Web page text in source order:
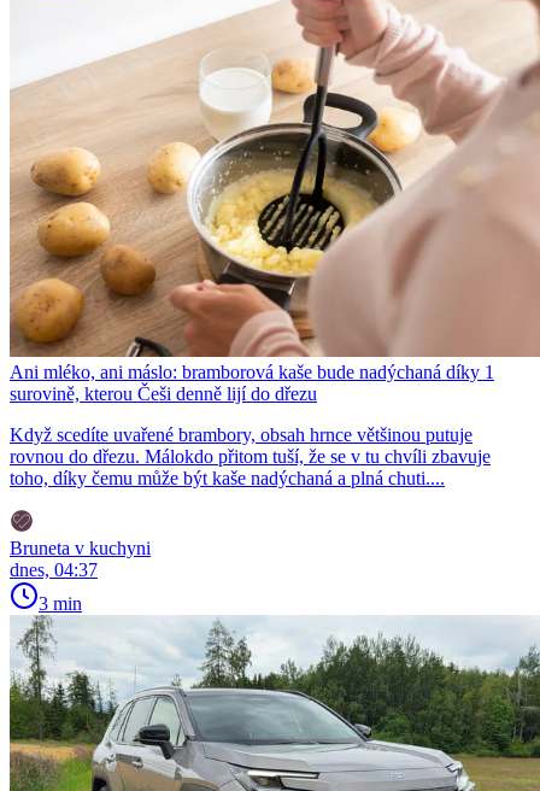
Ani mléko, ani máslo: bramborová kaše bude nadýchaná díky 1
surovině, kterou Češi denně lijí do dřezu
Když scedíte uvařené brambory, obsah hrnce většinou putuje
rovnou do dřezu. Málokdo přitom tuší, že se v tu chvíli zbavuje
toho, díky čemu může být kaše nadýchaná a plná chuti....
Bruneta v kuchyni
dnes, 04:37
3 min